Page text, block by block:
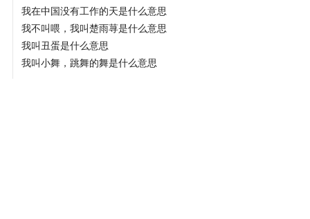
我在中国没有工作的天是什么意思
我不叫喂，我叫楚雨荨是什么意思
我叫丑蛋是什么意思
我叫小舞，跳舞的舞是什么意思